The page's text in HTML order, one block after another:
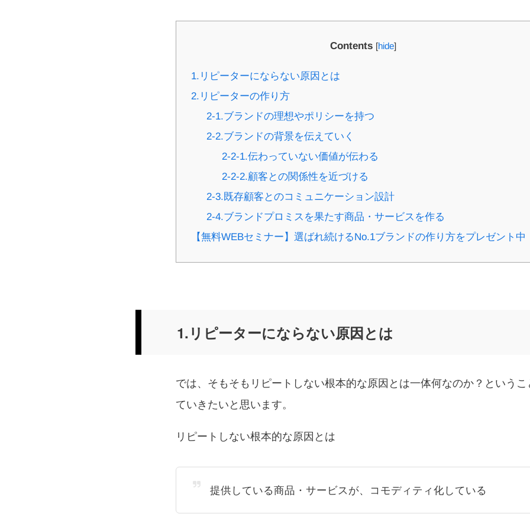
Contents [hide]
1.リピーターにならない原因とは
2.リピーターの作り方
2-1.ブランドの理想やポリシーを持つ
2-2.ブランドの背景を伝えていく
2-2-1.伝わっていない価値が伝わる
2-2-2.顧客との関係性を近づける
2-3.既存顧客とのコミュニケーション設計
2-4.ブランドプロミスを果たす商品・サービスを作る
【無料WEBセミナー】選ばれ続けるNo.1ブランドの作り方をプレゼント中
1.リピーターにならない原因とは
では、そもそもリピートしない根本的な原因とは一体何なのか？という
ていきたいと思います。
リピートしない根本的な原因とは
提供している商品・サービスが、コモディティ化している